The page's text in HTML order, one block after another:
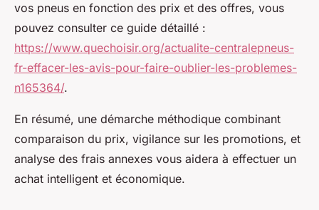
vos pneus en fonction des prix et des offres, vous
pouvez consulter ce guide détaillé :
https://www.quechoisir.org/actualite-centralepneus-
fr-effacer-les-avis-pour-faire-oublier-les-problemes-
n165364/.
En résumé, une démarche méthodique combinant
comparaison du prix, vigilance sur les promotions, et
analyse des frais annexes vous aidera à effectuer un
achat intelligent et économique.